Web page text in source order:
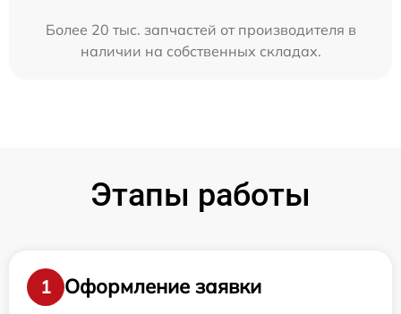
Более 20 тыс. запчастей от производителя в
наличии на собственных складах.
Этапы работы
1
Оформление заявки